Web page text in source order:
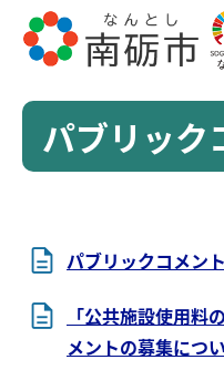
パブリック
パブリックコメント
「公共施設使用料
メントの募集につ